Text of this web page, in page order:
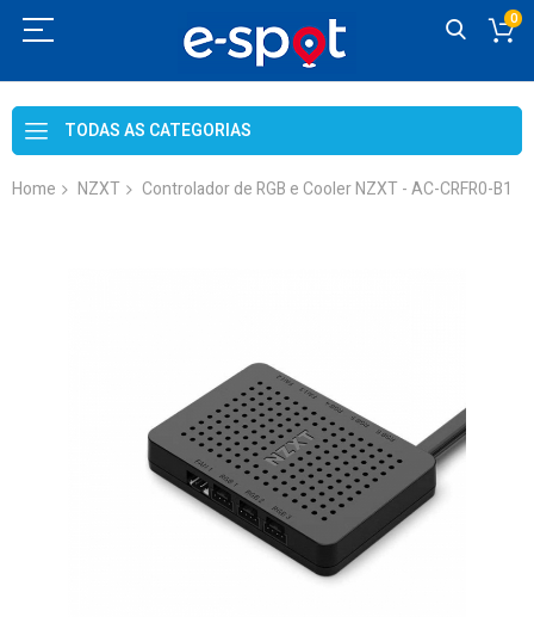
0
Skip
to
ContentTODAS AS CATEGORIAS
Home NZXT Controlador de RGB e Cooler NZXT - AC-CRFR0-B1